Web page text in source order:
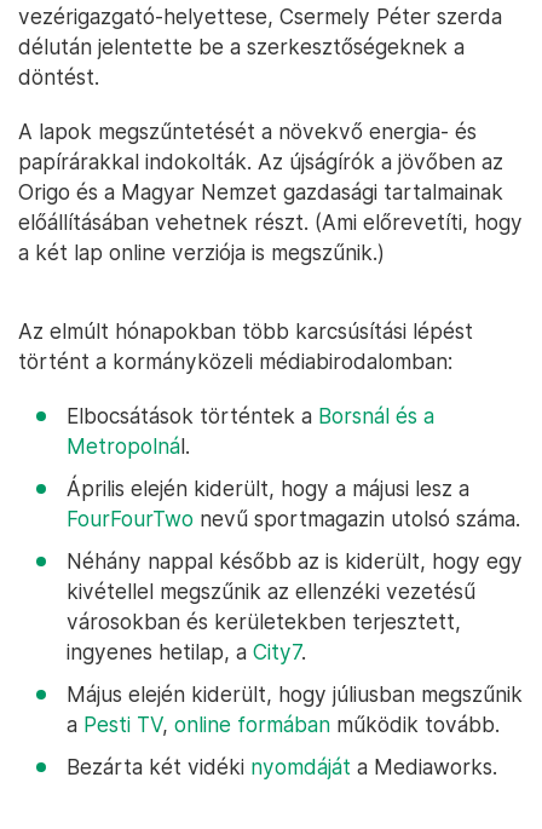
vezérigazgató-helyettese, Csermely Péter szerda
délután jelentette be a szerkesztőségeknek a
döntést.
A lapok megszűntetését a növekvő energia- és
papírárakkal indokolták. Az újságírók a jövőben az
Origo és a Magyar Nemzet gazdasági tartalmainak
előállításában vehetnek részt. (Ami előrevetíti, hogy
a két lap online verziója is megszűnik.)
Az elmúlt hónapokban több karcsúsítási lépést
történt a kormányközeli médiabirodalomban:
Elbocsátások történtek a Borsnál és a
Metropolnál.
Április elején kiderült, hogy a májusi lesz a
FourFourTwo nevű sportmagazin utolsó száma.
Néhány nappal később az is kiderült, hogy egy
kivétellel megszűnik az ellenzéki vezetésű
városokban és kerületekben terjesztett,
ingyenes hetilap, a City7.
Május elején kiderült, hogy júliusban megszűnik
a Pesti TV, online formában működik tovább.
Bezárta két vidéki nyomdáját a Mediaworks.